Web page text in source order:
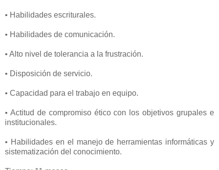
• Habilidades escriturales.
• Habilidades de comunicación.
• Alto nivel de tolerancia a la frustración.
• Disposición de servicio.
• Capacidad para el trabajo en equipo.
• Actitud de compromiso ético con los objetivos grupales e
institucionales.
• Habilidades en el manejo de herramientas informáticas y
sistematización del conocimiento.